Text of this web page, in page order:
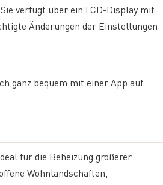
verfügt über ein LCD-Display mit
Änderungen der Einstellungen
ganz bequem mit einer App auf
für die Beheizung größerer
Wohnlandschaften,